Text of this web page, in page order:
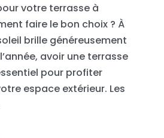
votre terrasse à
faire le bon choix ? À
brille généreusement
avoir une terrasse
pour profiter
espace extérieur. Les